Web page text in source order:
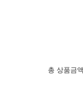
총 상품금액